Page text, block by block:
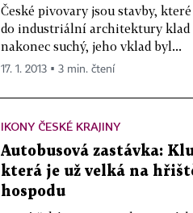
České pivovary jsou stavby,
do industriální architektury klad
nakonec suchý, jeho vklad byl...
17. 1. 2013 ▪ 3 min. čtení
IKONY ČESKÉ KRAJINY
Autobusová zastávka:
která je už velká na
hospodu